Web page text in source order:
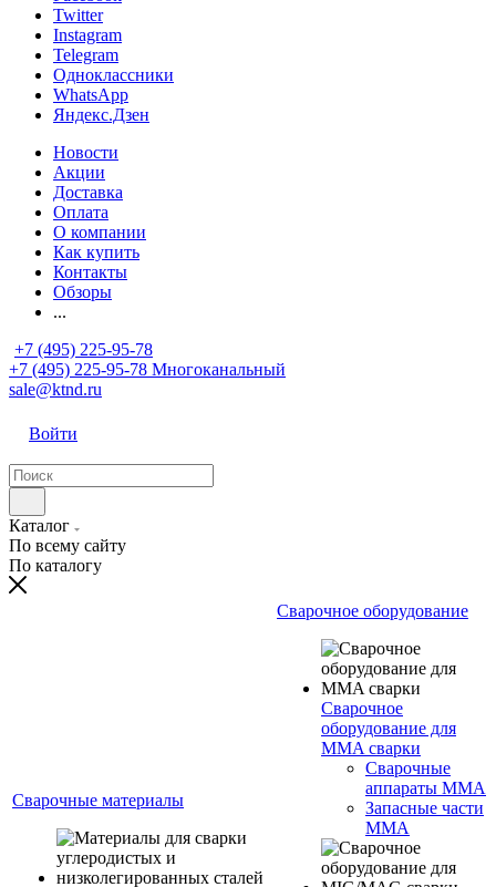
Twitter
Instagram
Telegram
Одноклассники
WhatsApp
Яндекс.Дзен
Новости
Акции
Доставка
Оплата
О компании
Как купить
Контакты
Обзоры
...
+7 (495) 225-95-78
+7 (495) 225-95-78 Многоканальный
sale@ktnd.ru
Войти
Каталог
По всему сайту
По каталогу
Сварочные материалы
Сварочное оборудование
Сварочное
оборудование для
MMA сварки
Сварочные
аппараты MMA
Запасные части
MMA